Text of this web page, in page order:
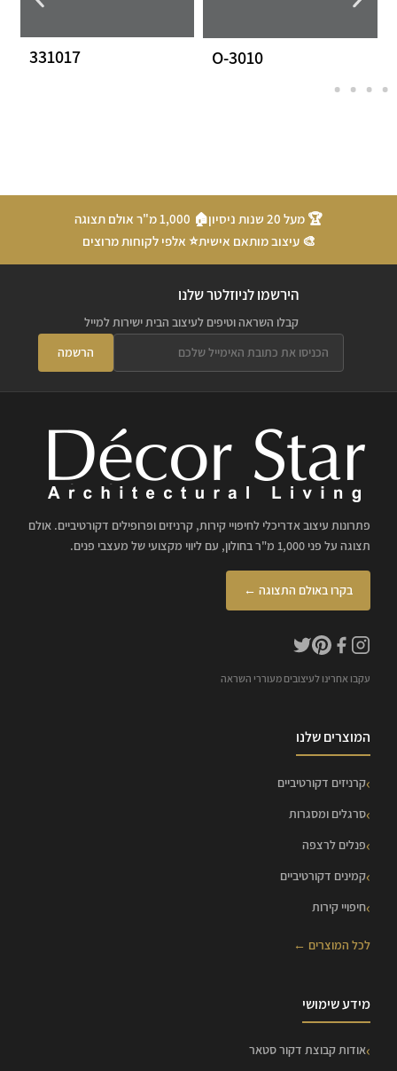
O-3010
331017
🏆 מעל 20 שנות ניסיון
🏠 1,000 מ"ר אולם תצוגה
🎨 עיצוב מותאם אישית⭐ אלפי לקוחות מרוצים
הירשמו לניוזלטר שלנו
קבלו השראה וטיפים לעיצוב הבית ישירות למייל
הרשמה
פתרונות עיצוב אדריכלי לחיפויי קירות, קרניזים ופרופילים דקורטיביים. אולם
תצוגה על פני 1,000 מ"ר בחולון, עם ליווי מקצועי של מעצבי פנים.
בקרו באולם התצוגה ←
עקבו אחרינו לעיצובים מעוררי השראה
המוצרים שלנו
קרניזים דקורטיביים
סרגלים ומסגרות
פנלים לרצפה
קמינים דקורטיביים
חיפויי קירות
לכל המוצרים ←
מידע שימושי
אודות קבוצת דקור סטאר